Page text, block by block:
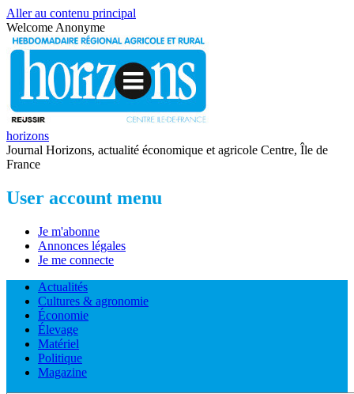
Aller au contenu principal
Welcome Anonyme
horizons
Journal Horizons, actualité économique et agricole Centre, Île de
France
User account menu
Je m'abonne
Annonces légales
Je me connecte
Actualités
Cultures & agronomie
Économie
Élevage
Matériel
Politique
Magazine